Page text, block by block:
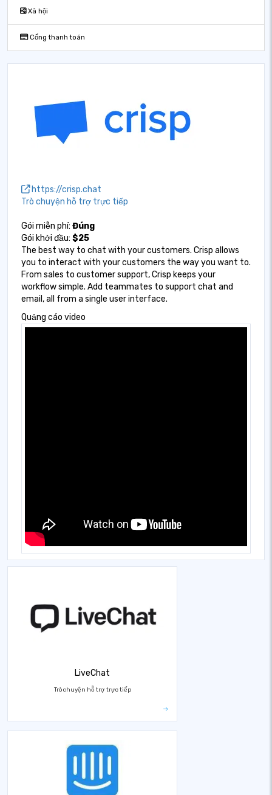
Xã hội
Cổng thanh toán
https://crisp.chat
Trò chuyện hỗ trợ trực tiếp
Gói miễn phí: Đúng
Gói khởi đầu: $25
The best way to chat with your customers. Crisp allows
you to interact with your customers the way you want to.
From sales to customer support, Crisp keeps your
workflow simple. Add teammates to support chat and
email, all from a single user interface.
Quảng cáo video
LiveChat
Trò chuyện hỗ trợ trực tiếp